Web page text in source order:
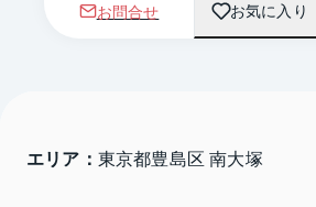
お問合せ お気に入り
エリア： 東京都豊島区 南大塚